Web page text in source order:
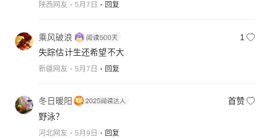
陕西网友 5月7日 回复
乘风破浪
1
失踪估计生还希望不大
新疆网友 5月7日 回复
冬日暖阳
首赞
野泳？
河北网友 5月9日 回复